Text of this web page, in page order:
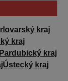
kraj
kraj
Pardubický kraj
Ústecký kraj